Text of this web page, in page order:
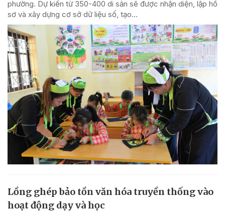
phường. Dự kiến từ 350-400 di sản sẽ được nhận diện, lập hồ
sơ và xây dựng cơ sở dữ liệu số, tạo...
Lồng ghép bảo tồn văn hóa truyền thống vào
hoạt động dạy và học